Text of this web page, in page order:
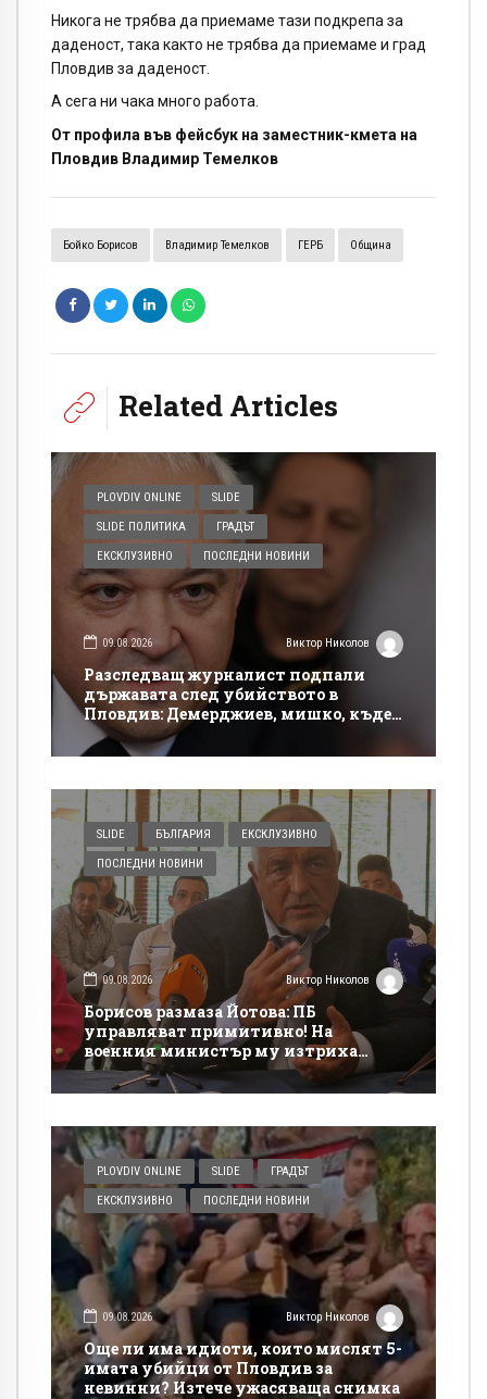
Никога не трябва да приемаме тази подкрепа за
даденост, така както не трябва да приемаме и град
Пловдив за даденост.
А сега ни чака много работа.
От профила във фейсбук на заместник-кмета на
Пловдив Владимир Темелков
Бойко Борисов Владимир Темелков ГЕРБ Община
Related Articles
PLOVDIV ONLINE SLIDE
SLIDE ПОЛИТИКА ГРАДЪТ
ЕКСКЛУЗИВНО ПОСЛЕДНИ НОВИНИ
09.08.2026 Виктор Николов
Разследващ журналист подпали
държавата след убийството в
Пловдив: Демерджиев, мишко, къде
си!?
SLIDE БЪЛГАРИЯ ЕКСКЛУЗИВНО
ПОСЛЕДНИ НОВИНИ
09.08.2026 Виктор Николов
Борисов размаза Йотова: ПБ
управляват примитивно! На
военния министър му изтриха
„Кинтекс“ от тениската!
PLOVDIV ONLINE SLIDE ГРАДЪТ
ЕКСКЛУЗИВНО ПОСЛЕДНИ НОВИНИ
09.08.2026 Виктор Николов
Още ли има идиоти, които мислят 5-
имата убийци от Пловдив за
невинни? Изтече ужасяваща снимка